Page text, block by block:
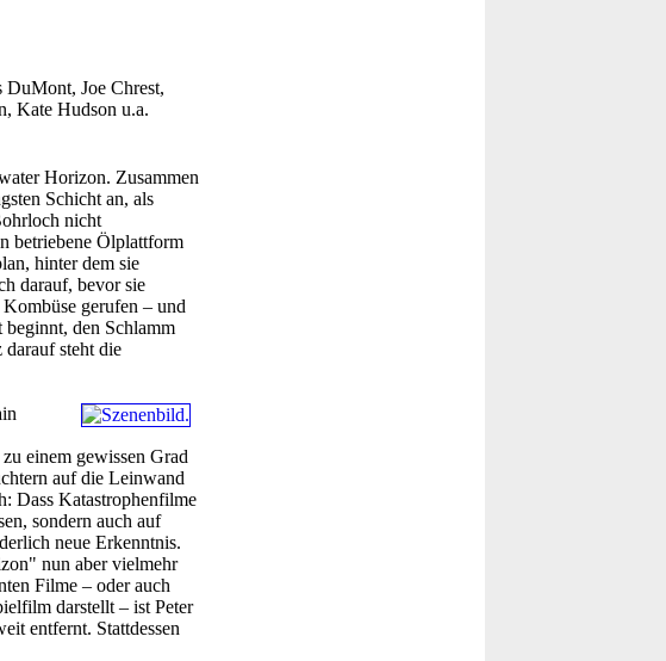
Joe Chrest,
Kate Hudson u.a.
Horizon. Zusammen
Schicht an, als
nicht
betriebene Ölplattform
hinter dem sie
darauf, bevor sie
gerufen – und
den Schlamm
steht die
einem gewissen Grad
auf die Leinwand
Dass Katastrophenfilme
sondern auch auf
neue Erkenntnis.
nun aber vielmehr
Filme – oder auch
darstellt – ist Peter
entfernt. Stattdessen